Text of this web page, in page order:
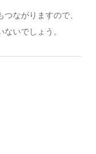
ながりますので、
いでしょう。